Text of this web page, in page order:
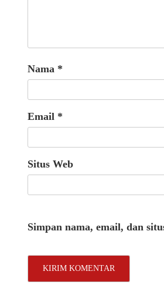
Nama *
Email *
Situs Web
Simpan nama, email, dan